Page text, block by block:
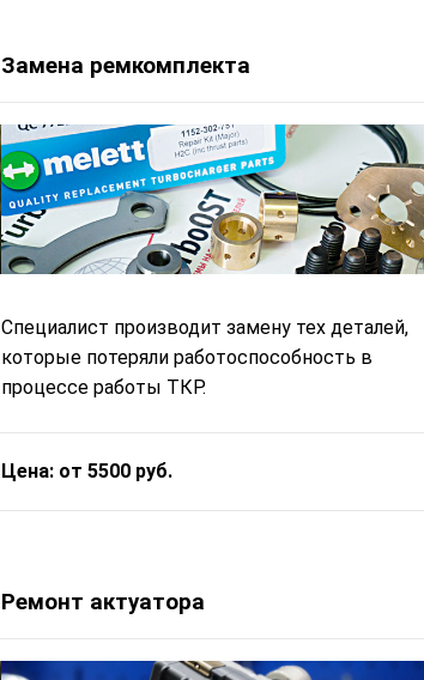
Замена ремкомплекта
Специалист производит замену тех деталей,
которые потеряли работоспособность в
процессе работы ТКР.
Цена: от 5500 руб.
Ремонт актуатора